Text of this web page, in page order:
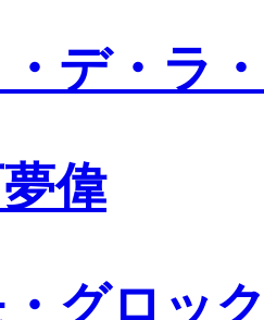
デ・ラ
偉
グロッ